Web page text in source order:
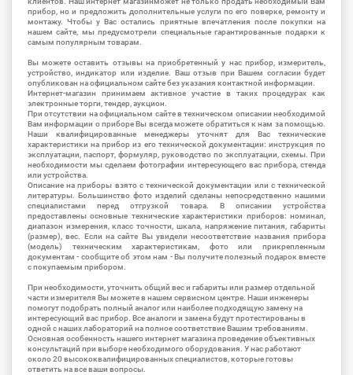
прибор, но и предложить дополнительные услуги по его поверке, ремонту и
монтажу. Чтобы у Вас остались приятные впечатления после покупки на
нашем сайте, мы предусмотрели специальные гарантированные подарки к
самым популярным товарам.
Вы можете оставить отзывы на приобретенный у нас прибор, измеритель,
устройство, индикатор или изделие. Ваш отзыв при Вашем согласии будет
опубликован на официальном сайте без указания контактной информации.
Интернет-магазин принимаем активное участие в таких процедурах как
электронные торги, тендер, аукцион.
При отсутствии на официальном сайте в техническом описании необходимой
Вам информации о приборе Вы всегда можете обратиться к нам за помощью.
Наши квалифицированные менеджеры уточнят для Вас технические
характеристики на прибор из его технической документации: инструкция по
эксплуатации, паспорт, формуляр, руководство по эксплуатации, схемы. При
необходимости мы сделаем фотографии интересующего вас прибора, стенда
или устройства.
Описание на приборы взято с технической документации или с технической
литературы. Большинство фото изделий сделаны непосредственно нашими
специалистами перед отгрузкой товара. В описании устройства
предоставлены основные технические характеристики приборов: номинал,
диапазон измерения, класс точности, шкала, напряжение питания, габариты
(размер), вес. Если на сайте Вы увидели несоответствие названия прибора
(модель) техническим характеристикам, фото или прикрепленным
документам - сообщите об этом нам - Вы получите полезный подарок вместе
с покупаемым прибором.
При необходимости, уточнить общий вес и габариты или размер отдельной
части измерителя Вы можете в нашем сервисном центре. Наши инженеры
помогут подобрать полный аналог или наиболее подходящую замену на
интересующий вас прибор. Все аналоги и замена будут протестированы в
одной с наших лабораторий на полное соответствие Вашим требованиям.
Основная особенность нашего интернет магазина проведение объективных
консультаций при выборе необходимого оборудования. У нас работают
около 20 высококвалифицированных специалистов, которые готовы
ответить на все ваши вопросы.